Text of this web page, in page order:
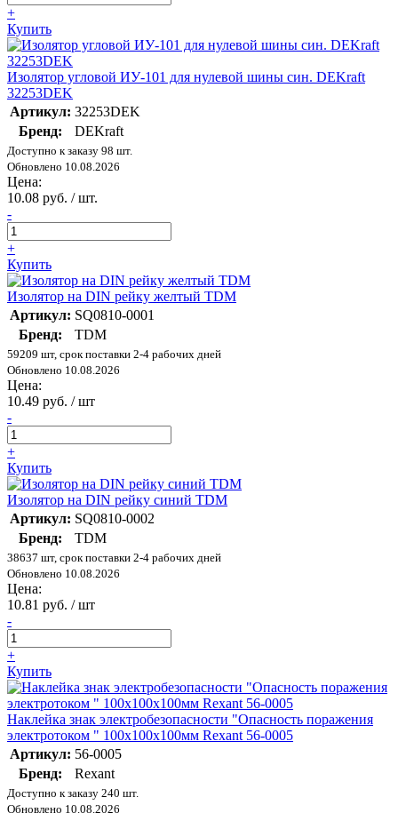
+
Купить
Изолятор угловой ИУ-101 для нулевой шины син. DEKraft
32253DEK
Артикул: 32253DEK
Бренд:
DEKraft
Доступно к заказу 98 шт.
Обновлено 10.08.2026
Цена:
10.08 руб. / шт.
-
+
Купить
Изолятор на DIN рейку желтый TDM
Артикул: SQ0810-0001
Бренд:
TDM
59209 шт, срок поставки 2-4 рабочих дней
Обновлено 10.08.2026
Цена:
10.49 руб. / шт
-
+
Купить
Изолятор на DIN рейку синий TDM
Артикул: SQ0810-0002
Бренд:
TDM
38637 шт, срок поставки 2-4 рабочих дней
Обновлено 10.08.2026
Цена:
10.81 руб. / шт
-
+
Купить
Наклейка знак электробезопасности "Опасность поражения
электротоком " 100х100х100мм Rexant 56-0005
Артикул: 56-0005
Бренд:
Rexant
Доступно к заказу 240 шт.
Обновлено 10.08.2026